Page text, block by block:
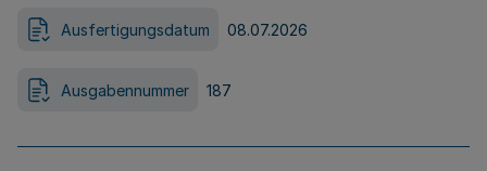
Ausfertigungsdatum 08.07.2026
Ausgabennummer 187